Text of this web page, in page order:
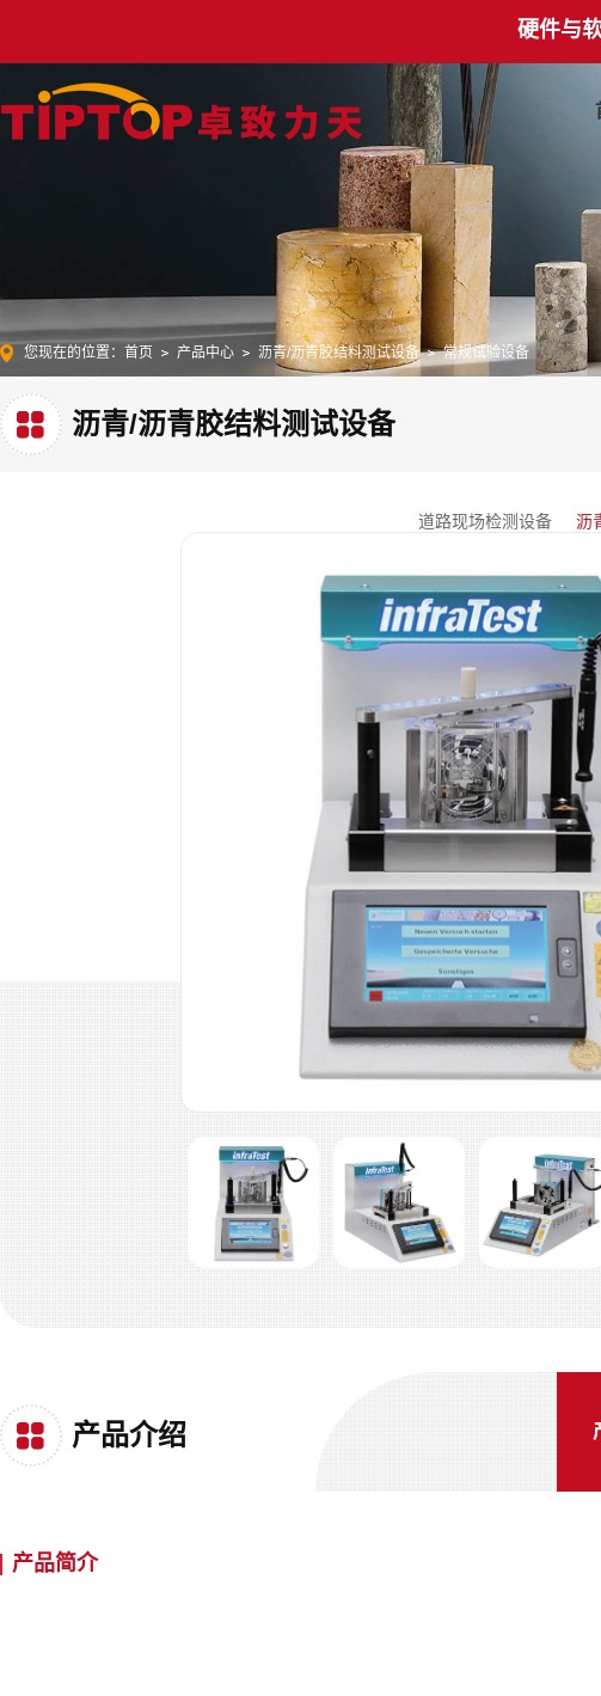
硬件与
您现在的位置： 首页 产品中心 沥青/沥青胶结料测试设备 常规试验设备
沥青/沥青胶结料测试设备
道路现场检测设备 沥
产品介绍
产品简介